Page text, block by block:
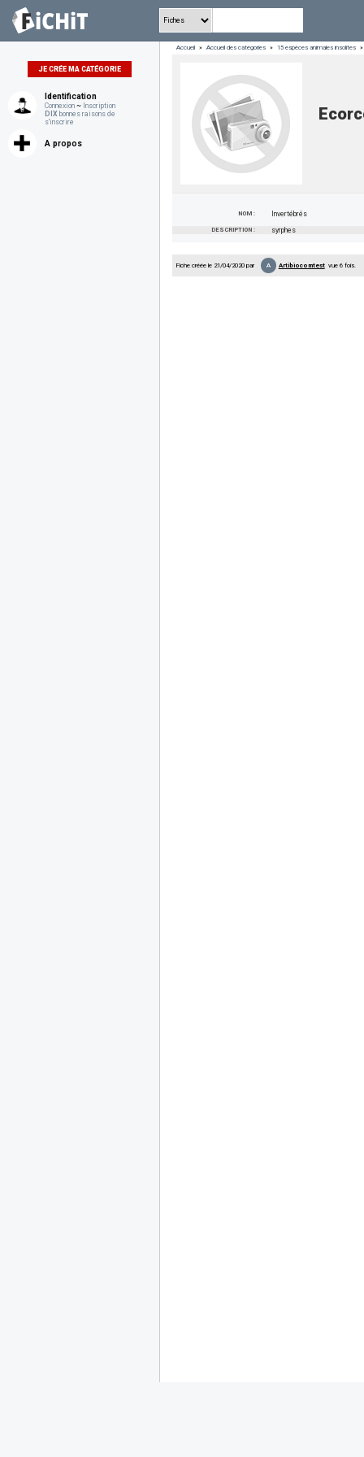
JE CRÉE MA CATÉGORIE
Identification
Connexion ~ Inscription
DIX bonnes raisons de
s'inscrire
A propos
Accueil » Accueil des catégories » 15 espèces animales insolites »
NOM : Invertébrés
DESCRIPTION : syrphes
Fiche créée le 21/04/2020 par A Artibiocomtestvue 6 fois.